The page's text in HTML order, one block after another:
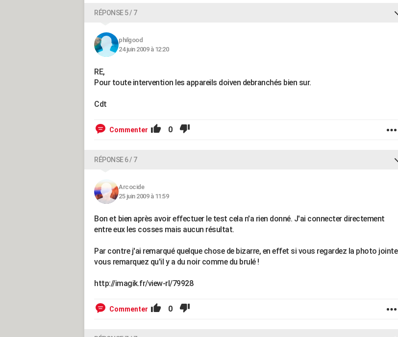
RÉPONSE 5 / 7
philgood
24 juin 2009 à 12:20
RE,
Pour toute intervention les appareils doiven debranchés bien sur.
Cdt
Commenter 0
RÉPONSE 6 / 7
Arcocide
25 juin 2009 à 11:59
Bon et bien après avoir effectuer le test cela n'a rien donné. J'ai connecter directement
entre eux les cosses mais aucun résultat.
Par contre j'ai remarqué quelque chose de bizarre, en effet si vous regardez la photo jointe
vous remarquez qu'il y a du noir comme du brulé !
http://imagik.fr/view-rl/79928
Commenter 0